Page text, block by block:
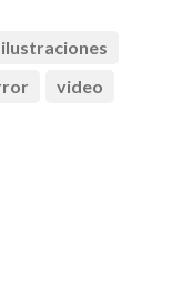
ilustraciones
video